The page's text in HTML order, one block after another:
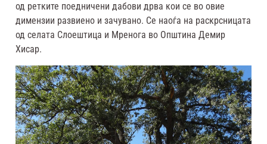
од ретките поедничени дабови дрва кои се во овие
димензии развиено и зачувано. Се наоѓа на раскрсницата
од селата Слоештица и Мренога во Општина Демир
Хисар.